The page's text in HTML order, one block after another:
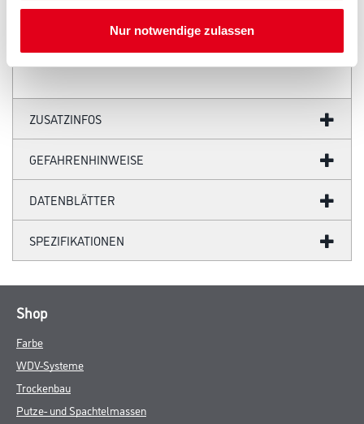
Nur notwendige zulassen
ZUSATZINFOS
GEFAHRENHINWEISE
DATENBLÄTTER
SPEZIFIKATIONEN
Shop
Farbe
WDV-Systeme
Trockenbau
Putze- und Spachtelmassen